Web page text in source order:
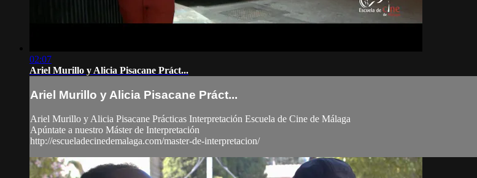
02:07
Ariel Murillo y Alicia Pisacane Práct...
Ariel Murillo y Alicia Pisacane Práct...
Ariel Murillo y Alicia Pisacane Prácticas Interpretación Escuela de Cine de Málaga
Apúntate a nuestro Máster de Interpretación
http://escueladecinedemalaga.com/master-de-interpretacion/